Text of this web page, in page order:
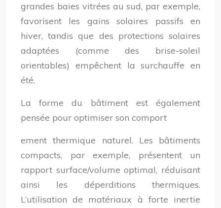
grandes baies vitrées au sud, par exemple,
favorisent les gains solaires passifs en
hiver, tandis que des protections solaires
adaptées (comme des brise-soleil
orientables) empêchent la surchauffe en
été.
La forme du bâtiment est également
pensée pour optimiser son comport
ement thermique naturel. Les bâtiments
compacts, par exemple, présentent un
rapport surface/volume optimal, réduisant
ainsi les déperditions thermiques.
L’utilisation de matériaux à forte inertie